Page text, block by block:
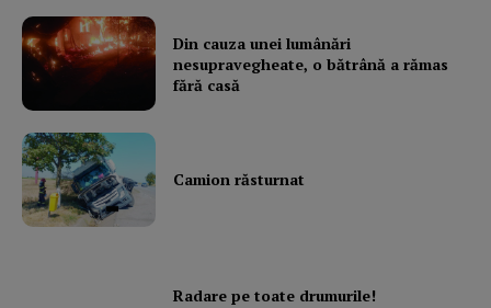
Din cauza unei lumânări
nesupravegheate, o bătrână a rămas
fără casă
Camion răsturnat
Radare pe toate drumurile!